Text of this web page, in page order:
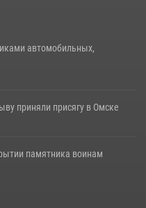
автомобильных,
приняли присягу в Омске
памятника воинам